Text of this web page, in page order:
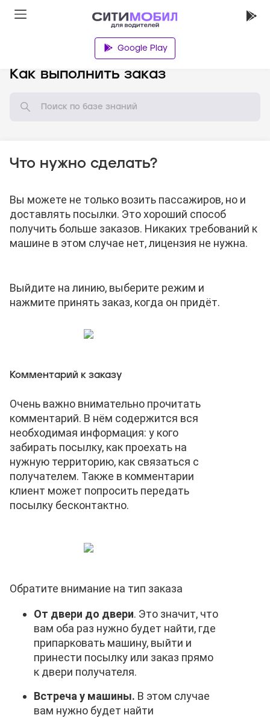
Google Play
Как выполнить заказ
Что нужно сделать?
Вы можете не только возить пассажиров, но и
доставлять посылки. Это хороший способ
получить больше заказов. Никаких требований к
машине в этом случае нет, лицензия не нужна.
Выйдите на линию, выберите режим и
нажмите принять заказ, когда он придёт.
Комментарий к заказу
Очень важно внимательно прочитать
комментарий. В нём содержится вся
необходимая информация: у кого
забирать посылку, как проехать на
нужную территорию, как связаться с
получателем. Также в комментарии
клиент может попросить передать
посылку бесконтактно.
Обратите внимание на тип заказа
От двери до двери. Это значит, что
вам оба раз нужно будет найти, где
припарковать машину, выйти и
принести посылку или заказ прямо
к двери получателя.
Встреча у машины. В этом случае
вам нужно будет найти